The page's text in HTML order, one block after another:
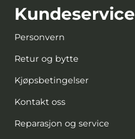
Kundeservice
Personvern
Retur og bytte
Kjøpsbetingelser
Kontakt oss
Reparasjon og service